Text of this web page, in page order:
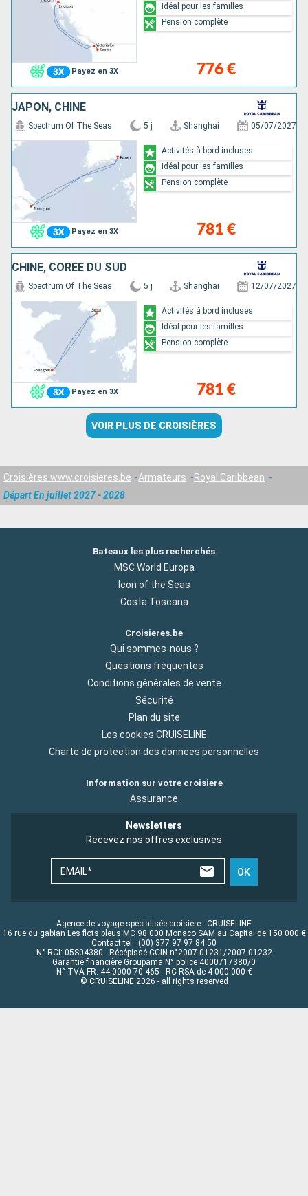
Payez en 3X 776 €
Idéal pour les familles
Pension complète
JAPON, CHINE
Payez en 3X
Spectrum Of The Seas 5 j Shanghai 05/07/2027
781 €
Activités à bord incluses
Idéal pour les familles
Pension complète
CHINE, CORÉE DU SUD
Payez en 3X
Spectrum Of The Seas 5 j Shanghai 12/07/2027
781 €
Activités à bord incluses
Idéal pour les familles
Pension complète
VOIR PLUS DE CROISIÈRES
Croisières www.croisieres.be Armateurs
Royal Caribbean
Départ En juillet 2027 - 2028
Bateaux les plus recherchés
MSC World Europa
Icon of the Seas
Costa Toscana
Croisieres.be
Qui sommes-nous ?
Questions fréquentes
Conditions générales de vente
Sécurité
Plan du site
Les cookies CRUISELINE
Charte de protection des donnees personnelles
Information sur votre croisiere
Assurance
Newsletters
Recevez nos offres exclusives
EMAIL* OK
Agence de voyage spécialisée croisière - CRUISELINE
16 rue du gabian Les flots bleus MC 98 000 Monaco SAM au Capital de 150 000 €
Contact tel : (00) 377 97 97 84 50
N° RCI: 05S04380 - Récépissé CCIN n°2007-01231/2007-01232
Garantie financière Groupama N° police 4000717380/0
N° TVA FR. 44 0000 70 465 - RC RSA de 4 000 000 €
© CRUISELINE 2026 - all rights reserved